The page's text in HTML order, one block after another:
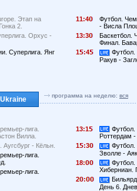
Этап на
2.
Орхус -
Суперлига. Янг
11:4
Футбол.
- Висла
13:3
Баскетбол.
Финал.
1
:4
Футбол.
Ракув -
программа на неделю: вся
лига.
Вилла.
- Кёльн.
лига.
лига.
13:1
Футбол.
Роттердам
1
:3
Зволле -
18:
Футбол.
Хиберниан.
2
:
День 6.